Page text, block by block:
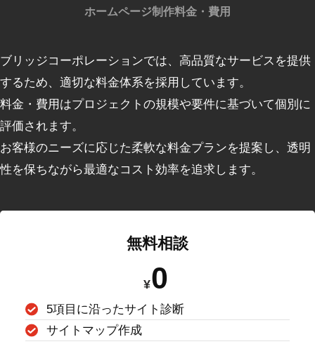
ホームページ制作料金・費用
ブリッジコーポレーションでは、⾼品質なサービスを提供
するため、適切な料⾦体系を採⽤しています。
料⾦・費用はプロジェクトの規模や要件に基づいて個別に
評価されます。
お客様のニーズに応じた柔軟な料⾦プランを提案し、透明
性を保ちながら最適なコスト効率を追求します。
無料相談
¥0
5項目に沿ったサイト診断
サイトマップ作成